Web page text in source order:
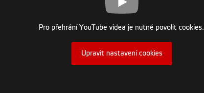
Pro přehrání YouTube videa je nutné povolit cookies.
Upravit nastavení cookies